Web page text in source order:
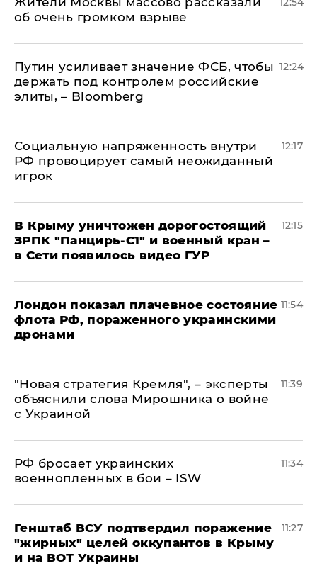
об очень громком взрыве
Путин усиливает значение ФСБ, чтобы
держать под контролем российские
элиты, – Bloomberg
12:24
Социальную напряженность внутри
РФ провоцирует самый неожиданный
игрок
12:17
В Крыму уничтожен дорогостоящий
ЗРПК "Панцирь-С1" и военный кран –
в Сети появилось видео ГУР
12:15
Лондон показал плачевное состояние
флота РФ, пораженного украинскими
дронами
11:54
"Новая стратегия Кремля", – эксперты
объяснили слова Мирошника о войне
с Украиной
11:39
РФ бросает украинских
военнопленных в бои – ISW
11:34
Генштаб ВСУ подтвердил поражение
"жирных" целей оккупантов в Крыму
и на ВОТ Украины
11:27